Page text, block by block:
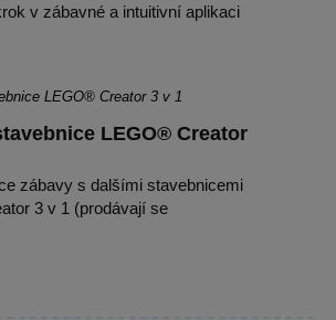
v zábavné a intuitivní aplikaci
LEGO® Creator
zábavy s dalšími stavebnicemi
3 v 1 (prodávají se